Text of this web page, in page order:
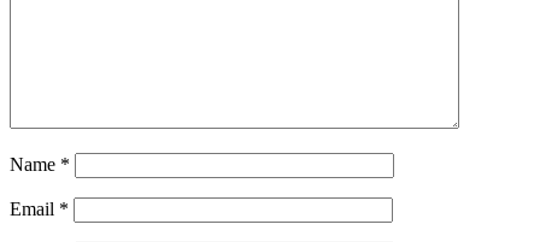
Name *
Email *